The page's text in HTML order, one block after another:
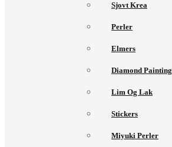
Sjovt Krea
Perler
Elmers
Diamond Painting
Lim Og Lak
Stickers
Miyuki Perler